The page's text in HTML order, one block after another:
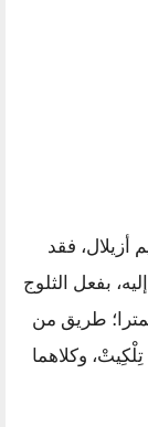
أزيلال، فقد
بفعل الثلوج
هناك، إلى متر و20 سنتيمترا؛ طريق من
وكلاهما